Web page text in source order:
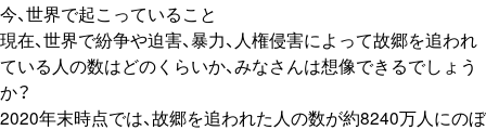
今、世界で起こっていること
現在、世界で紛争や迫害、暴力、人権侵害によって故郷を追われ
ている人の数はどのくらいか、みなさんは想像できるでしょう
か？
2020年末時点では、故郷を追われた人の数が約8240万人にのぼ